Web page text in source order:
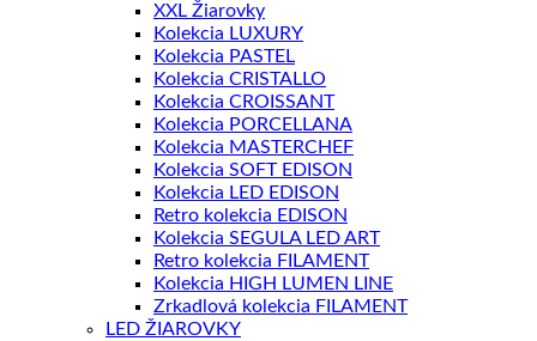
XXL Žiarovky
Kolekcia LUXURY
Kolekcia PASTEL
Kolekcia CRISTALLO
Kolekcia CROISSANT
Kolekcia PORCELLANA
Kolekcia MASTERCHEF
Kolekcia SOFT EDISON
Kolekcia LED EDISON
Retro kolekcia EDISON
Kolekcia SEGULA LED ART
Retro kolekcia FILAMENT
Kolekcia HIGH LUMEN LINE
Zrkadlová kolekcia FILAMENT
LED ŽIAROVKY